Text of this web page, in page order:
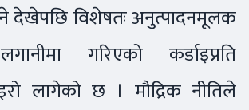
देखेपछि विशेषतः अनुत्पादनमूलक
गरिएको कर्डाइप्रति
लागेको छ । मौद्रिक नीतिले